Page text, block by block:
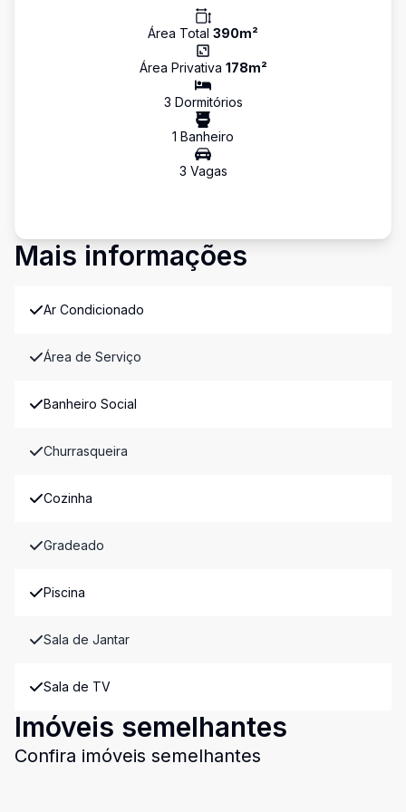
Área Total 390m²
Área Privativa 178m²
3 Dormitórios
1 Banheiro
3 Vagas
Mais informações
Ar Condicionado
Área de Serviço
Banheiro Social
Churrasqueira
Cozinha
Gradeado
Piscina
Sala de Jantar
Sala de TV
Imóveis semelhantes
Confira imóveis semelhantes